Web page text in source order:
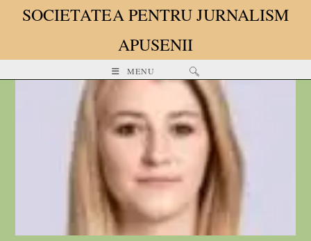
SOCIETATEA PENTRU JURNALISM
APUSENII
MENU